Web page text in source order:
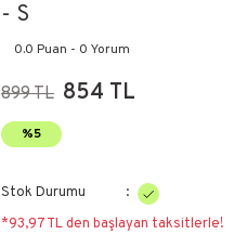
- S
0.0 Puan - 0 Yorum
899 TL 854 TL
%5
Stok Durumu
*93,97 TL den başlayan taksitlerle!